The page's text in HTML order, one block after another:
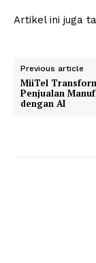
Artikel ini juga
Previous article
MiiTel
Penjualan
dengan AI